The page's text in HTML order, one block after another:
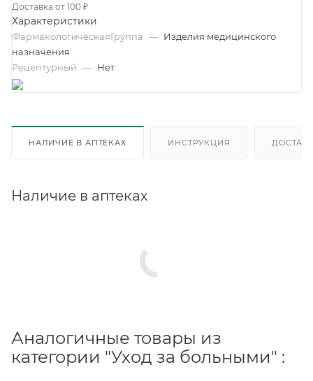
Доставка от 100 ₽
Характеристики
ФармакологическаяГруппа — Изделия медицинского
назначения
Рецептурный — Нет
НАЛИЧИЕ В АПТЕКАХ ИНСТРУКЦИЯ
Наличие в аптеках
Аналогичные товары из
категории "Уход за больными" :